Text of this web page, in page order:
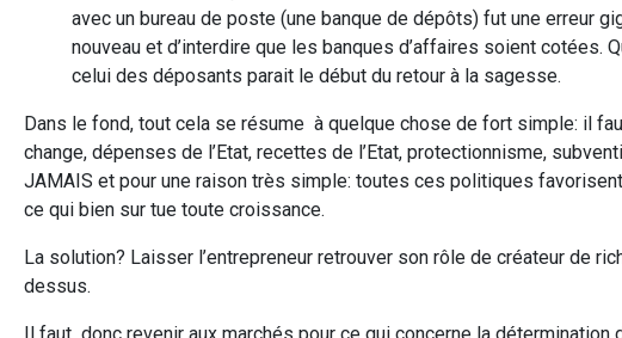
avec un bureau de poste (une banque de dépôts) fut une erreur
nouveau et d’interdire que les banques d’affaires soient cotées.
celui des déposants parait le début du retour à la sagesse.
Dans le fond, tout cela se résume à quelque chose de fort simple: il
change, dépenses de l’Etat, recettes de l’Etat, protectionnisme,
JAMAIS et pour une raison très simple: toutes ces politiques
ce qui bien sur tue toute croissance.
La solution? Laisser l’entrepreneur retrouver son rôle de créateur de
dessus.